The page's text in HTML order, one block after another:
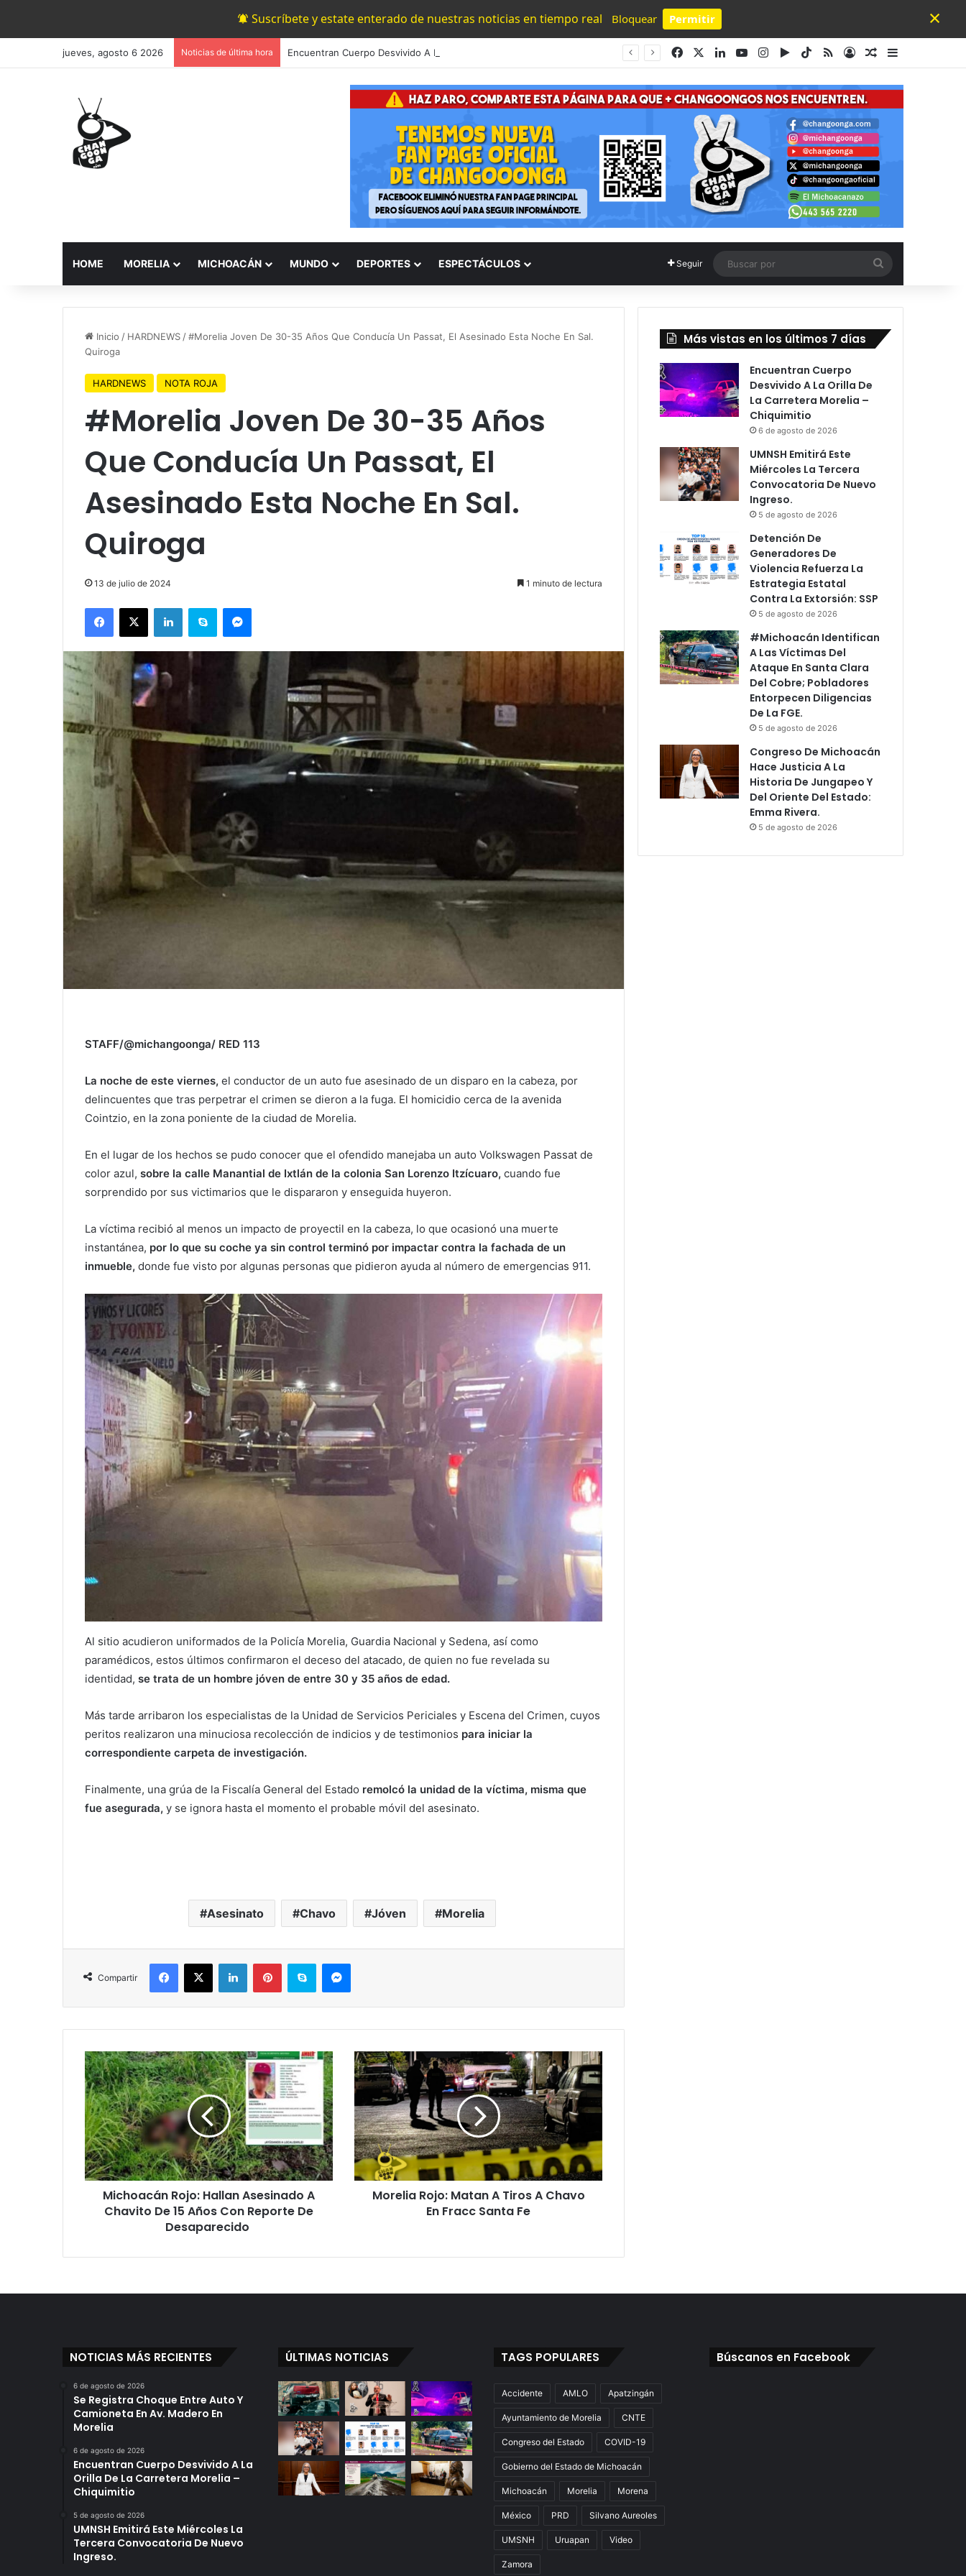
Suscríbete y estate enterado de nuestras noticias en tiempo real Bloquear Permitir
Powered by SendPulse
×
jueves, agosto 6 2026 Noticias de última hora FacebookLinkedInYouTubeInstagram
Google Play
TikTok
RSSAccesoPublicación al
Barra lateral
HOME MORELIA MICHOACÁN MUNDO DEPORTES ESPECTÁCULOS Seguir
por
Inicio / HARDNEWS /#Morelia Joven De 30-35 Años Que Conducía Un Passat, El Asesinado Esta Noche En Sal.
Quiroga
HARDNEWS NOTA ROJA
#Morelia Joven De 30-35 Años
Que Conducía Un Passat, El
Asesinado Esta Noche En Sal.
Quiroga
13 de julio de 2024 1 minuto de lectura
Facebook
X LinkedInSkype Messenger
STAFF/@michangoonga/ RED 113
La noche de este viernes, el conductor de un auto fue asesinado de un disparo en la cabeza, por
delincuentes que tras perpetrar el crimen se dieron a la fuga. El homicidio cerca de la avenida
Cointzio, en la zona poniente de la ciudad de Morelia.
En el lugar de los hechos se pudo conocer que el ofendido manejaba un auto Volkswagen Passat de
color azul, sobre la calle Manantial de Ixtlán de la colonia San Lorenzo Itzícuaro, cuando fue
sorprendido por sus victimarios que le dispararon y enseguida huyeron.
La víctima recibió al menos un impacto de proyectil en la cabeza, lo que ocasionó una muerte
instantánea, por lo que su coche ya sin control terminó por impactar contra la fachada de un
inmueble, donde fue visto por algunas personas que pidieron ayuda al número de emergencias 911.
Al sitio acudieron uniformados de la Policía Morelia, Guardia Nacional y Sedena, así como
paramédicos, estos últimos confirmaron el deceso del atacado, de quien no fue revelada su
identidad, se trata de un hombre jóven de entre 30 y 35 años de edad.
Más tarde arribaron los especialistas de la Unidad de Servicios Periciales y Escena del Crimen, cuyos
peritos realizaron una minuciosa recolección de indicios y de testimonios para iniciar la
correspondiente carpeta de investigación.
Finalmente, una grúa de la Fiscalía General del Estado remolcó la unidad de la víctima, misma que
fue asegurada, y se ignora hasta el momento el probable móvil del asesinato.
Asesinato Chavo Jóven Morelia
Compartir
Facebook
X LinkedInPinterestSkype Messenger
Michoacán
Rojo:
Hallan
Asesinado
A
Chavito
De
15
Años
Reporte
Michoacán Rojo: Hallan Asesinado A
Chavito De 15 Años Con Reporte De
Desaparecido
Morelia
Rojo:
Matan
Tiros
A
Chavo
En
Fracc
SantaMorelia Rojo: Matan A Tiros A Chavo
En Fracc Santa Fe
Más vistas en los últimos 7 días
Encuentran Cuerpo
Desvivido A La Orilla De
La Carretera Morelia –
Chiquimitio
6 de agosto de 2026
UMNSH Emitirá Este
Miércoles La Tercera
Convocatoria De Nuevo
Ingreso.
5 de agosto de 2026
Detención De
Generadores De
Violencia Refuerza La
Estrategia Estatal
Contra La Extorsión: SSP
5 de agosto de 2026
#Michoacán Identifican
A Las Víctimas Del
Ataque En Santa Clara
Del Cobre; Pobladores
Entorpecen Diligencias
De La FGE.
5 de agosto de 2026
Congreso De Michoacán
Hace Justicia A La
Historia De Jungapeo Y
Del Oriente Del Estado:
Emma Rivera.
5 de agosto de 2026
NOTICIAS MÁS RECIENTES
6 de agosto de 2026
Se Registra Choque Entre Auto Y
Camioneta En Av. Madero En
Morelia
6 de agosto de 2026
Encuentran Cuerpo Desvivido A La
Orilla De La Carretera Morelia –
Chiquimitio
5 de agosto de 2026
UMNSH Emitirá Este Miércoles La
Tercera Convocatoria De Nuevo
Ingreso.
ÚLTIMAS NOTICIAS TAGS POPULARES
Accidente AMLO Apatzingán
Ayuntamiento de Morelia CNTE
Congreso del Estado COVID-19
Gobierno del Estado de Michoacán
Michoacán Morelia Morena
México PRD Silvano Aureoles
UMSNH Uruapan Video
Zamora
Búscanos en Facebook